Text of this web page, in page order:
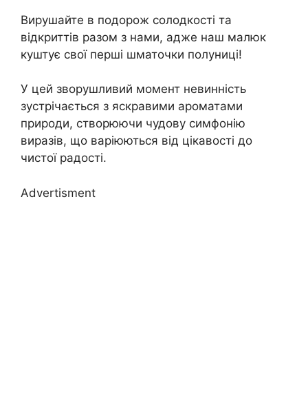
Вирушайте в подорож солодкості та
відкриттів разом з нами, адже наш малюк
куштує свої перші шматочки полуниці!
У цей зворушливий момент невинність
зустрічається з яскравими ароматами
природи, створюючи чудову симфонію
виразів, що варіюються від цікавості до
чистої радості.
Advertisment